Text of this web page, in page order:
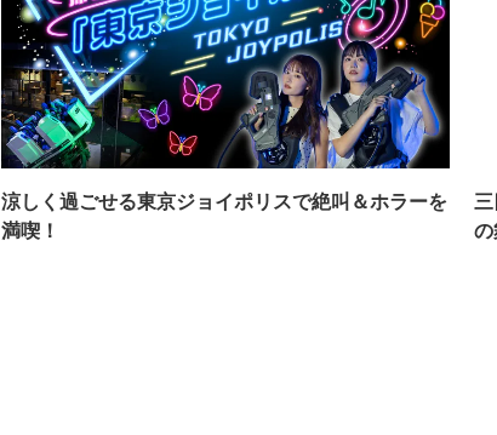
涼しく過ごせる東京ジョイポリスで絶叫＆ホラーを
満喫！